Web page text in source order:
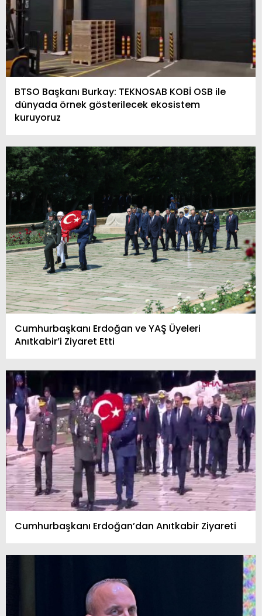
BTSO Başkanı Burkay: TEKNOSAB KOBİ OSB ile
dünyada örnek gösterilecek ekosistem
kuruyoruz
Cumhurbaşkanı Erdoğan ve YAŞ Üyeleri
Anıtkabir’i Ziyaret Etti
Cumhurbaşkanı Erdoğan’dan Anıtkabir Ziyareti